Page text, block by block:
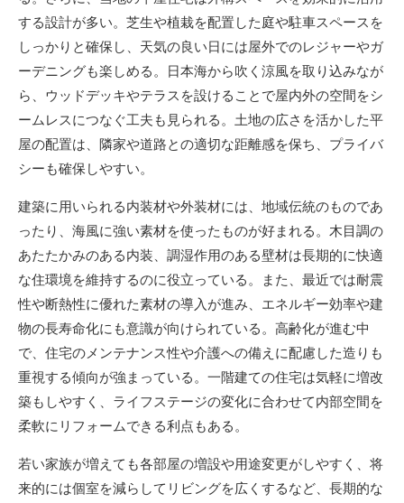
する設計が多い。芝生や植栽を配置した庭や駐車スペースを
しっかりと確保し、天気の良い日には屋外でのレジャーやガ
ーデニングも楽しめる。日本海から吹く涼風を取り込みなが
ら、ウッドデッキやテラスを設けることで屋内外の空間をシ
ームレスにつなぐ工夫も見られる。土地の広さを活かした平
屋の配置は、隣家や道路との適切な距離感を保ち、プライバ
シーも確保しやすい。
建築に用いられる内装材や外装材には、地域伝統のものであ
ったり、海風に強い素材を使ったものが好まれる。木目調の
あたたかみのある内装、調湿作用のある壁材は長期的に快適
な住環境を維持するのに役立っている。また、最近では耐震
性や断熱性に優れた素材の導入が進み、エネルギー効率や建
物の長寿命化にも意識が向けられている。高齢化が進む中
で、住宅のメンテナンス性や介護への備えに配慮した造りも
重視する傾向が強まっている。一階建ての住宅は気軽に増改
築もしやすく、ライフステージの変化に合わせて内部空間を
柔軟にリフォームできる利点もある。
若い家族が増えても各部屋の増設や用途変更がしやすく、将
来的には個室を減らしてリビングを広くするなど、長期的な